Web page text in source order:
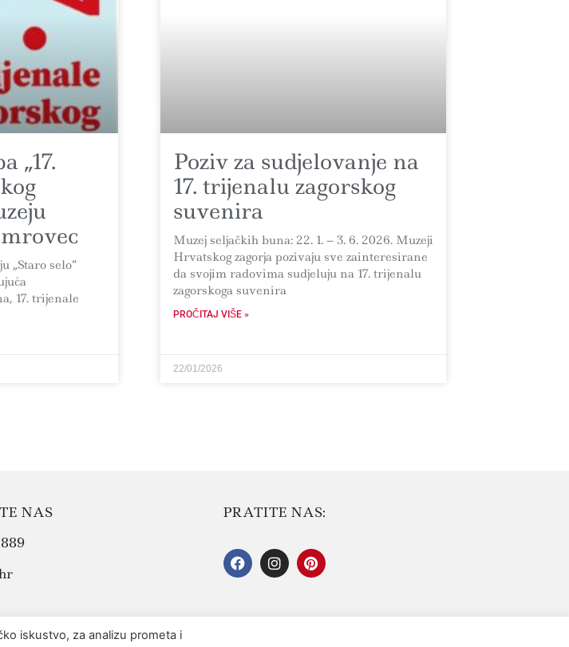
„17.
„Staro selo“
17. trijenale
Poziv za sudjelovanje na
17. trijenalu zagorskog
suvenira
Muzej seljačkih buna: 22. 1. – 3. 6. 2026. Muzeji
Hrvatskog zagorja pozivaju sve zainteresirane
da svojim radovima sudjeluju na 17. trijenalu
zagorskoga suvenira
PROČITAJ VIŠE »
22/01/2026
NAS
PRATITE NAS:
iskustvo, za analizu prometa i